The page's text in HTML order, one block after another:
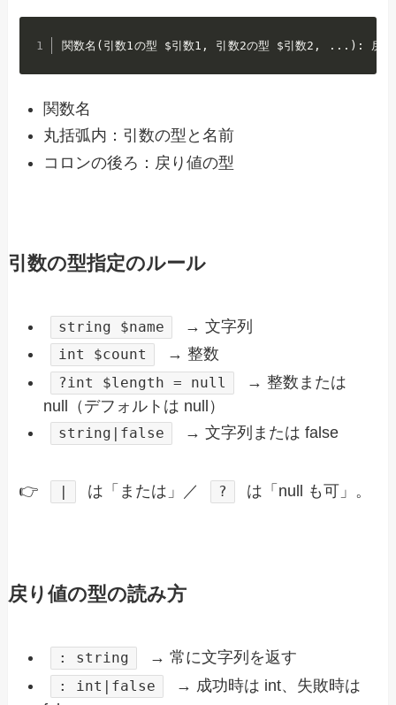
関数名(引数1の型 $引数1, 引数2の型 $引数2, ...): 戻り
関数名
丸括弧内：引数の型と名前
コロンの後ろ：戻り値の型
引数の型指定のルール
string $name → 文字列
int $count → 整数
?int $length = null
→ 整数または
null（デフォルトは null）
string|false → 文字列または false
👉 | は「または」／ ? は「null も可」。
戻り値の型の読み方
: string → 常に文字列を返す
: int|false
→ 成功時は int、失敗時は